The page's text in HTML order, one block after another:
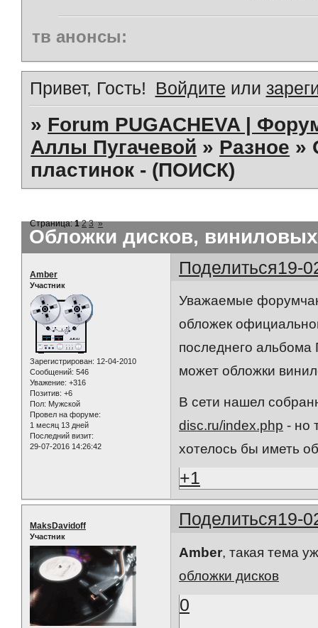
тв анонсы:
Привет, Гость! Войдите или
» Forum PUGACHEVA |
Аллы Пугачевой » Разное »
пластинок - (ПОИСК)
Обложки дисков,
Страница:1 2 3 »
Поделиться19-
Amber
Участник
Зарегистрирован: 12-04-2010
Сообщений: 546
Уважение: +316
Позитив: +6
Пол: Мужской
Провел на форуме:
1 месяц 13 дней
Последний визит:
29-07-2016 14:26:42
Уважаемые
обложек
последнего альбома
может обложки
В сети нашел
disc.ru/index.php - но
хотелось бы иметь
+1
Поделиться19-
MaksDavidoff
Участник
Amber, такая тема
обложки дисков
0